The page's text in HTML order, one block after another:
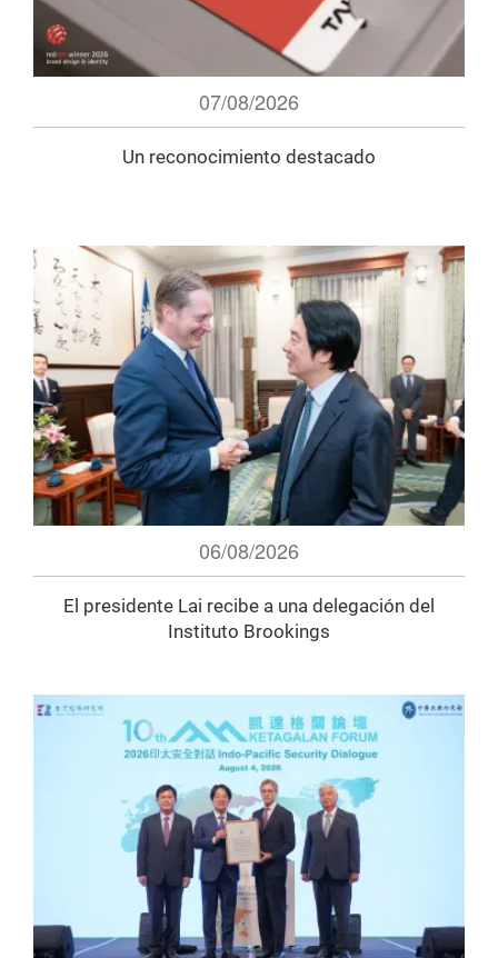
07/08/2026
Un reconocimiento destacado
06/08/2026
El presidente Lai recibe a una delegación del
Instituto Brookings